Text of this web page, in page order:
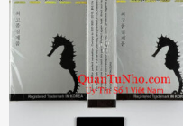
biến
thể.
Các
tùy
chọn
có